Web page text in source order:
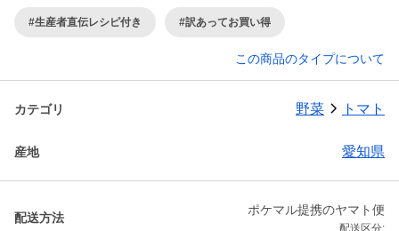
#生産者直伝レシピ付き #訳あってお買い得
この商品のタイプについて
カテゴリ 野菜 トマト
産地 愛知県
配送方法
ポケマル提携のヤマト便
配送区分: